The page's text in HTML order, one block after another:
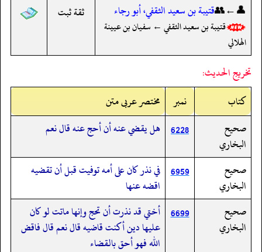
👤←👥قتيبة بن سعيد الثقفي، أبو رجاء
قتيبة بن سعيد الثقفي ← سفيان بن عيينة
الهلالي
ثقة ثبت
تخريج الحديث:
کتاب
نمبر
مختصر عربی متن
صحيح
البخاري
6228 هل يقضي عنه أن أحج عنه قال نعم
صحيح
البخاري
6959 في نذر كان على أمه توفيت قبل أن تقضيه
اقضه عنها
صحيح
البخاري
6699 أختي قد نذرت أن تحج وإنها ماتت لو كان
عليها دين أكنت قاضيه قال نعم قال فاقض
الله فهو أحق بالقضاء